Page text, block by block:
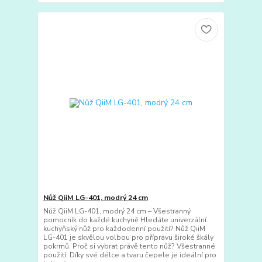
Nůž QiiM LG-401, modrý 24 cm
Nůž QiiM LG-401, modrý 24 cm – Všestranný
pomocník do každé kuchyně Hledáte univerzální
kuchyňský nůž pro každodenní použití? Nůž QiiM
LG-401 je skvělou volbou pro přípravu široké škály
pokrmů. Proč si vybrat právě tento nůž? Všestranné
použití: Díky své délce a tvaru čepele je ideální pro